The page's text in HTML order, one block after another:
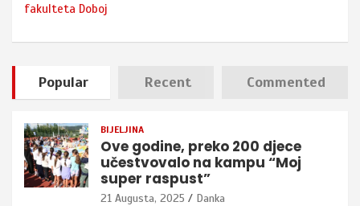
fakulteta Doboj
Popular Recent Commented
BIJELJINA
Ove godine, preko 200 djece
učestvovalo na kampu “Moj
super raspust”
21 Augusta, 2025 Danka